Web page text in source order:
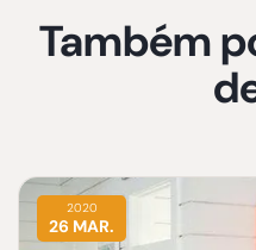
Também
2020
26 MAR.